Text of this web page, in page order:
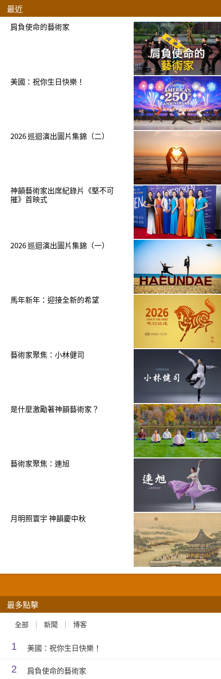
最近
肩負使命的藝術家
美國：祝你生日快樂！
2026 巡迴演出圖片集錦（二）
神韻藝術家出席紀錄片《堅不可
摧》首映式
2026 巡迴演出圖片集錦（一）
馬年新年：迎接全新的希望
藝術家聚焦：小林健司
是什麼激勵著神韻藝術家？
藝術家聚焦：連旭
月明照寰宇 神韻慶中秋
最多點擊
全部 新聞 博客
1 美國：祝你生日快樂！
2 肩負使命的藝術家